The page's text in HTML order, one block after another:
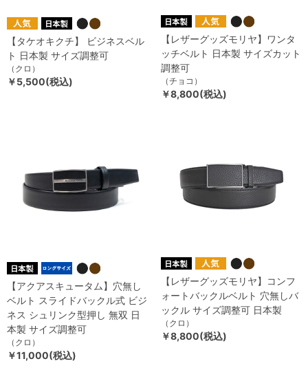
【タケオキクチ】 ビジネスベル
ト 日本製 サイズ調整可
（クロ）
￥5,500(税込)
【レザーグッズモリヤ】ワンタ
ッチベルト 日本製 サイズカット
調整可
（チョコ）
￥8,800(税込)
【アクアスキュータム】穴無し
ベルト スライドバックル式 ビジ
ネス シュリンク型押し 無双 日
本製 サイズ調整可
（クロ）
￥11,000(税込)
【レザーグッズモリヤ】コンフ
ォートバックルベルト 穴無しバ
ックル サイズ調整可 日本製
（クロ）
￥8,800(税込)